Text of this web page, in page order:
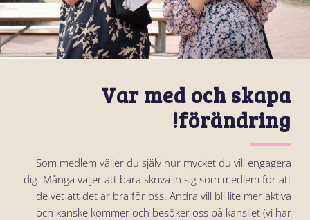
Var med och skapa
förändring!
Som medlem väljer du själv hur mycket du vill engagera
dig. Många väljer att bara skriva in sig som medlem för att
de vet att det är bra för oss. Andra vill bli lite mer aktiva
och kanske kommer och besöker oss på kansliet (vi har